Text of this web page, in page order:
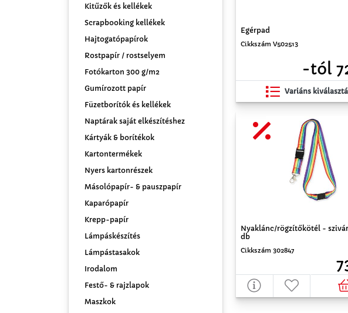
Kitűzők és kellékek
Scrapbooking kellékek
Hajtogatópapírok
Rostpapír / rostselyem
Fotókarton 300 g/m2
Gumírozott papír
Füzetborítók és kellékek
Naptárak saját elkészítéshez
Kártyák & borítékok
Kartontermékek
Nyers kartonrészek
Másolópapír- & pauszpapír
Kaparópapír
Krepp-papír
Lámpáskészítés
Lámpástasakok
Irodalom
Festő- & rajzlapok
Maszkok
Egérpad
Cikkszám V502513
-tól
Variáns
Nyaklánc/rögzítőkötél -
db
Cikkszám 302847